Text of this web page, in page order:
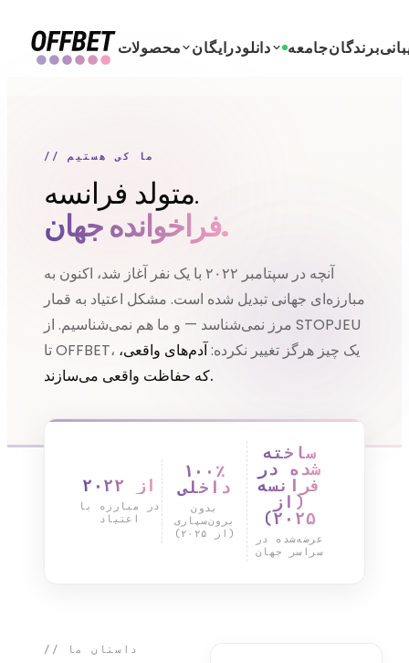
محصولات رایگاندانلود جامعهبرندگان
// ما کی هستیم
متولد فرانسه.
فراخوانده جهان.
آنچه در سپتامبر ۲۰۲۲ با یک نفر آغاز شد، اکنون به
مبارزه‌ای جهانی تبدیل شده است. مشکل اعتیاد به قمار
مرز نمی‌شناسد — و ما هم نمی‌شناسیم. از STOPJEU
تا OFFBET، یک چیز هرگز تغییر نکرده:آدم‌های واقعی،
که حفاظت واقعی می‌سازند.
از ۲۰۲۲
در مبارزه با
اعتیاد
۱۰۰٪
داخلی
بدون
برون‌سپاری
(از ۲۰۲۵)
ساخته
شده در
فرانسه
(از
۲۰۲۵)
عرضه‌شده در
سراسر جهان
// داستان ما